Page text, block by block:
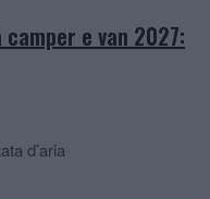
e van 2027:
d’aria